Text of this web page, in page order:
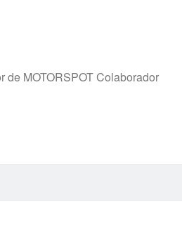
de MOTORSPOT Colaborador